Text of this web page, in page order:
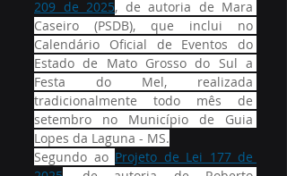
209 de 2025, de autoria de Mara
Caseiro (PSDB), que inclui no
Calendário Oficial de Eventos do
Estado de Mato Grosso do Sul a
Festa do Mel, realizada
tradicionalmente todo mês de
setembro no Município de Guia
Lopes da Laguna - MS.
Segundo ao Projeto de Lei 177 de